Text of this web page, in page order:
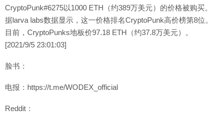
CryptoPunk#6275以1000 ETH（约389万美元）的价格被购买。
据larva labs数据显示，这一价格排名CryptoPunk高价榜第8位。
目前，CryptoPunks地板价97.18 ETH（约37.8万美元）。
[2021/9/5 23:01:03]
脸书：
电报：https://t.me/WODEX_official
Reddit：